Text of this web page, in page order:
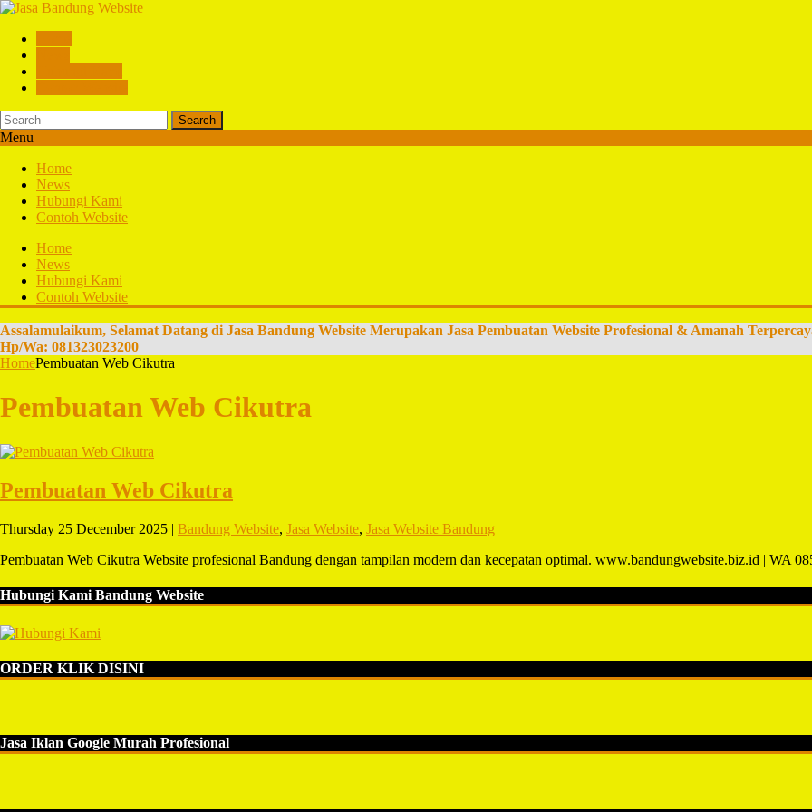
Search
Menu
Home
News
Hubungi Kami
Contoh Website
Home
News
Hubungi Kami
Contoh Website
Assalamulaikum, Selamat Datang di Jasa Bandung Website Merupakan Jasa Pembuatan Website Profesional & Amanah
Hp/Wa: 081323023200
HomePembuatan Web Cikutra
Pembuatan Web Cikutra
Pembuatan Web Cikutra
Thursday 25 December 2025 | Bandung Website, Jasa Website, Jasa Website Bandung
Pembuatan Web Cikutra Website profesional Bandung dengan tampilan modern dan kecepatan optimal. www.bandungwebsite.biz.id | WA
Hubungi Kami Bandung Website
ORDER KLIK DISINI
Jasa Iklan Google Murah Profesional